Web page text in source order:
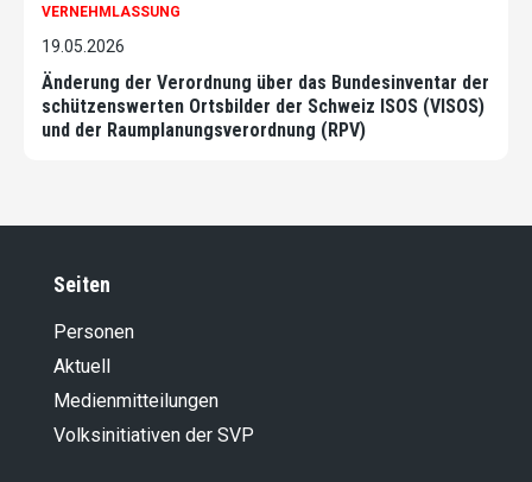
VERNEHMLASSUNG
19.05.2026
Änderung der Verordnung über das Bundesinventar der
schützenswerten Ortsbilder der Schweiz ISOS (VISOS)
und der Raumplanungsverordnung (RPV)
Seiten
Personen
Aktuell
Medienmitteilungen
Volksinitiativen der SVP